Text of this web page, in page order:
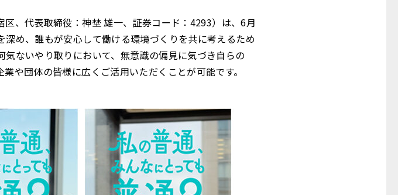
、代表取締役：神埜 雄一、証券コード：4293）は、6月
め、誰もが安心して働ける環境づくりを共に考えるため
ないやり取りにおいて、無意識の偏見に気づき自らの
や団体の皆様に広くご活用いただくことが可能です。